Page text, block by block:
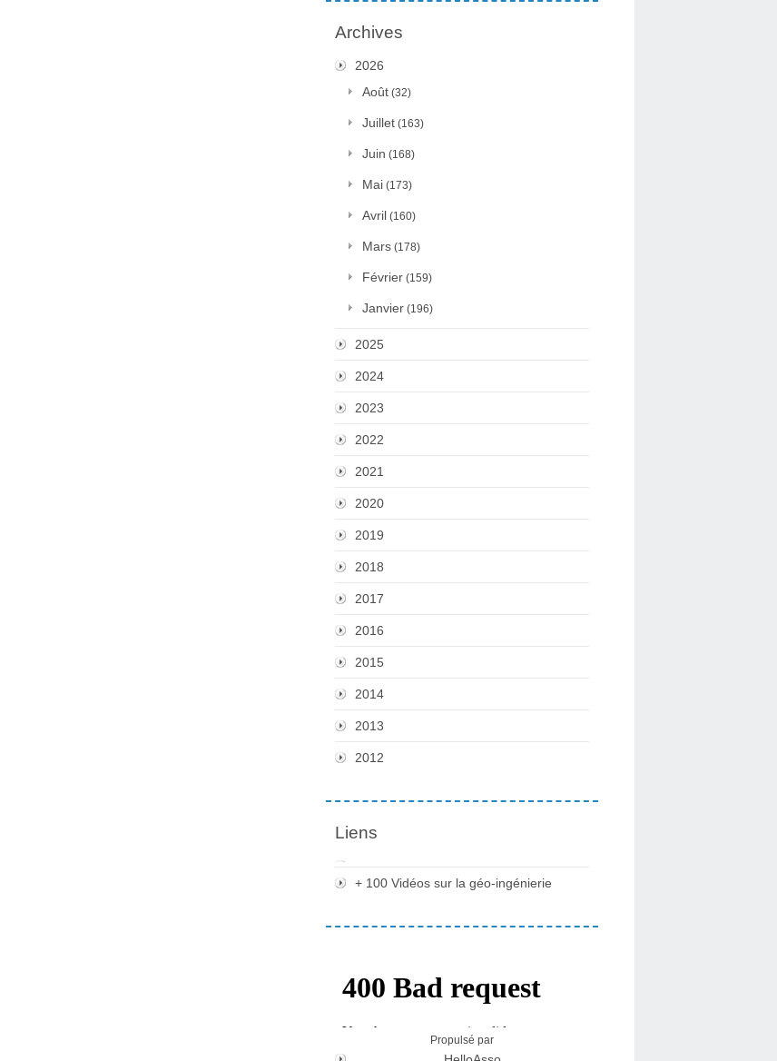
Archives
2026
Août (32)
Juillet (163)
Juin (168)
Mai (173)
Avril (160)
Mars (178)
Février (159)
Janvier (196)
2025
2024
2023
2022
2021
2020
2019
2018
2017
2016
2015
2014
2013
2012
Liens
+ 100 Vidéos sur la géo-ingénierie
Propulsé par